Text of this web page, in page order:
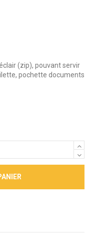
(zip), pouvant servir
pochette documents